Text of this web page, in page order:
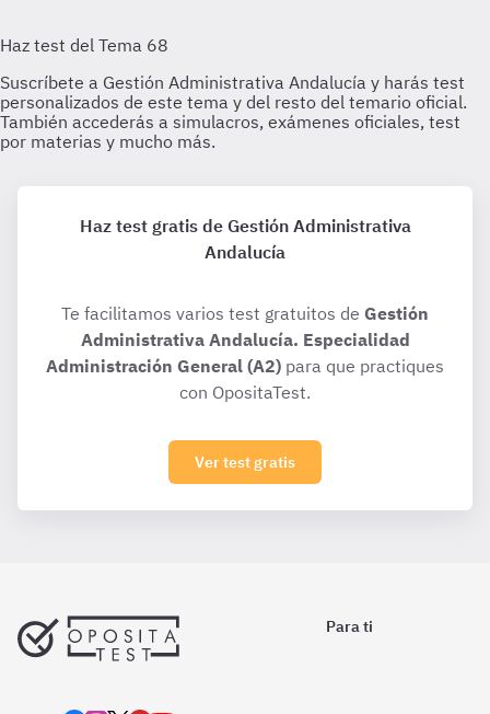
Haz test gratis de Gestión Administrativa
Andalucía
Te facilitamos varios test gratuitos de Gestión
Administrativa Andalucía. Especialidad
Administración General (A2) para que practiques
con OpositaTest.
Ver test gratis
Para ti